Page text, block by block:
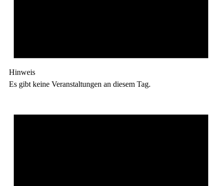
Hinweis
Es gibt keine Veranstaltungen an diesem Tag.